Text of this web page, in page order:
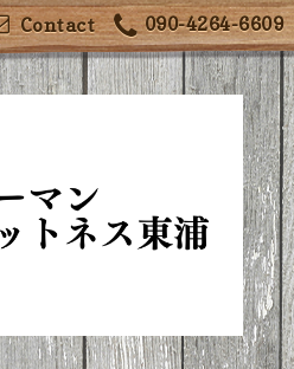
090-4264-6609
Contact